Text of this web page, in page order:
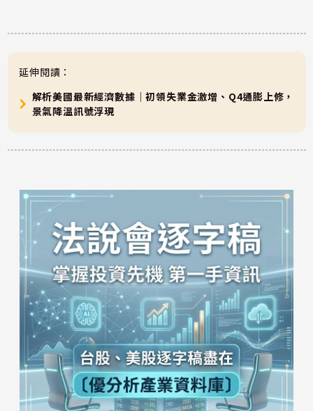
延伸閱讀：
解析美國最新經濟數據｜初領失業金激增、Q4通膨上修，
景氣降溫訊號浮現